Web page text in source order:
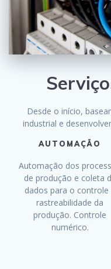
Desde o início,
industrial e
AUTOMAÇÃO
Automação dos
de produção e coleta
dados para o controle
rastreabilidade da
produção. Controle
numérico.